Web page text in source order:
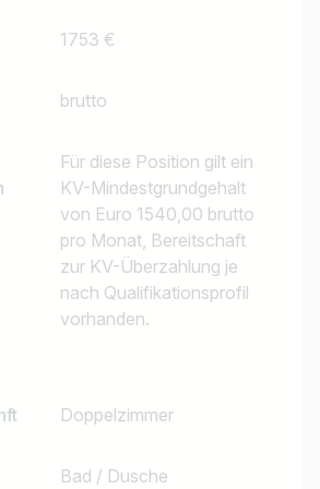
1753 €
brutto
Für diese Position gilt ein
KV-Mindestgrundgehalt
von Euro 1540,00 brutto
pro Monat, Bereitschaft
zur KV-Überzahlung je
nach Qualifikationsprofil
vorhanden.
Doppelzimmer
Bad / Dusche